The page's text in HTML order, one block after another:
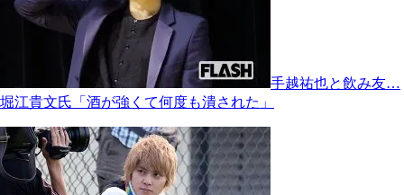
手越祐也と飲み友…
堀江貴文氏「酒が強くて何度も潰された」